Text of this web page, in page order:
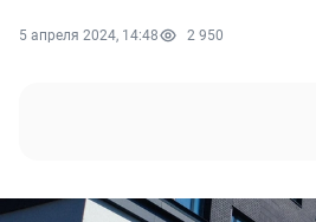
5 апреля 2024, 14:48 2 950